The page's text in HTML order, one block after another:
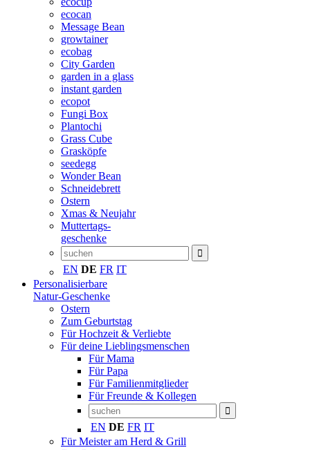
ecocan
Message Bean
growtainer
ecobag
City Garden
garden in a glass
instant garden
ecopot
Fungi Box
Plantochi
Grass Cube
Grasköpfe
seedegg
Wonder Bean
Schneidebrett
Ostern
Xmas & Neujahr
Muttertags-
geschenke
EN DE FR IT
Personalisierbare
Natur-Geschenke
Ostern
Zum Geburtstag
Für Hochzeit & Verliebte
Für deine Lieblingsmenschen
Für Mama
Für Papa
Für Familienmitglieder
Für Freunde & Kollegen
EN DE FR IT
Für Meister am Herd & Grill